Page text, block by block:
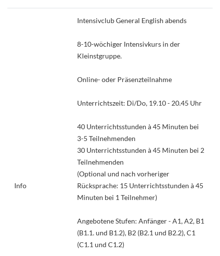
Info
Intensivclub General English abends
8-10-wöchiger Intensivkurs in der
Kleinstgruppe.
Online- oder Präsenzteilnahme
Unterrichtszeit: Di/Do, 19.10 - 20.45 Uhr
40 Unterrichtsstunden à 45 Minuten bei
3-5 Teilnehmenden
30 Unterrichtsstunden à 45 Minuten bei 2
Teilnehmenden
(Optional und nach vorheriger
Rücksprache: 15 Unterrichtsstunden à 45
Minuten bei 1 Teilnehmer)
Angebotene Stufen: Anfänger - A1, A2, B1
(B1.1. und B1.2), B2 (B2.1 und B2.2), C1
(C1.1 und C1.2)